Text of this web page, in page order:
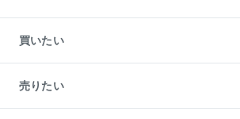
買いたい
新築・分譲マンションの購入
中古マンションの購入
一戸建ての購入
売りたい